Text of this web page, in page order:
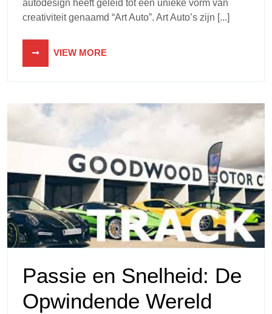
autodesign heeft geleid tot een unieke vorm van
creativiteit genaamd “Art Auto”. Art Auto’s zijn [...]
VIEW MORE
Passie en Snelheid: De
Opwindende Wereld